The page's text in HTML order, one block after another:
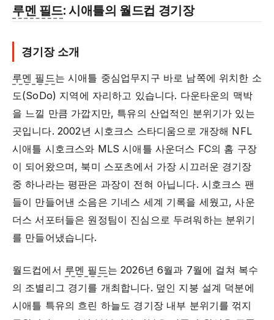
루멘 필드: 시애틀의 월드컵 경기장
경기장 소개
루멘 필드는 시애틀 중심업무지구 바로 남쪽에 위치한 소
도(SoDo) 지역에 자리하고 있습니다. 다운타운의 맥박
을 느낄 만큼 가깝지만, 특유의 산업적인 분위기가 있는
곳입니다. 2002년 시호크스 스타디움으로 개장해 NFL
시애틀 시호크스와 MLS 시애틀 사운더스 FC의 홈 구장
이 되어왔으며, 북미 스포츠에서 가장 시끄러운 경기장
중 하나라는 평판은 과장이 전혀 아닙니다. 시호크스 팬
들이 만들어낸 소음은 기네스 세계 기록을 세웠고, 사운
더스 서포터들은 원정팀이 진심으로 두려워하는 분위기
를 만들어냈습니다.
월드컵에서 루멘 필드는 2026년 6월과 7월에 걸쳐 복수
의 조별리그 경기를 개최합니다. 덮인 지붕 설계 덕분에
시애틀 특유의 흐린 하늘도 경기장 내부 분위기를 꺾지